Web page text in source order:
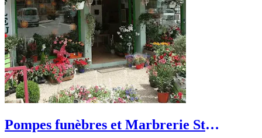
Pompes funèbres et Marbrerie St